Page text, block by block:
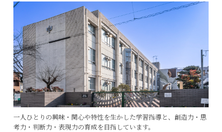
一人ひとりの興味・関心や特性を生かした学習指導と、創造力・思
考力・判断力・表現力の育成を目指しています。